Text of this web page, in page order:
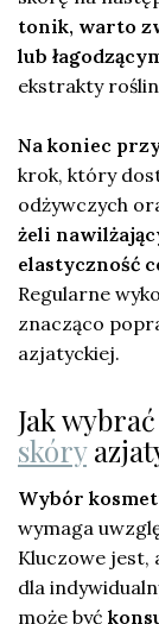
tonik, warto
lub
ekstrakty
Na koniec
krok, który
odżywczych
żeli
elastyczność
Regularne
znacząco
azjatyckiej.
Jak wybrać
skóry
Wybór
wymaga
Kluczowe jest,
dla
może być